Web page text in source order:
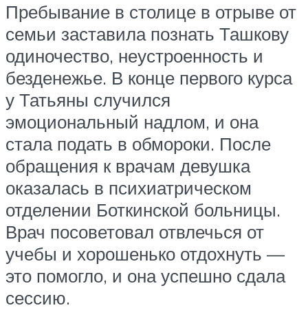
Пребывание в столице в отрыве от
семьи заставила познать Ташкову
одиночество, неустроенность и
безденежье. В конце первого курса
у Татьяны случился
эмоциональный надлом, и она
стала подать в обмороки. После
обращения к врачам девушка
оказалась в психиатрическом
отделении Боткинской больницы.
Врач посоветовал отвлечься от
учебы и хорошенько отдохнуть —
это помогло, и она успешно сдала
сессию.